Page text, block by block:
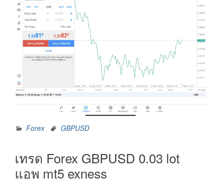
Forex GBPUSD
เทรด Forex GBPUSD 0.03 lot
แอพ mt5 exness